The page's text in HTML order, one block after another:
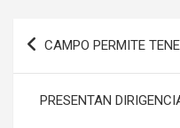
Navegación
de
CAMPO PERMITE
PRESENTAN